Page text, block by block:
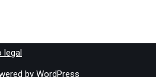
legal
by WordPress